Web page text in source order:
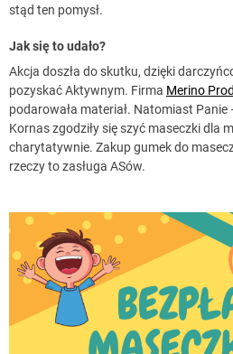
stąd ten pomysł.
Jak się to udało?
Akcja doszła do skutku, dzięki
pozyskać Aktywnym. Firma Merino
podarowała materiał. Natomiast
Kornas zgodziły się szyć maseczki dla
charytatywnie. Zakup gumek do
rzeczy to zasługa ASów.